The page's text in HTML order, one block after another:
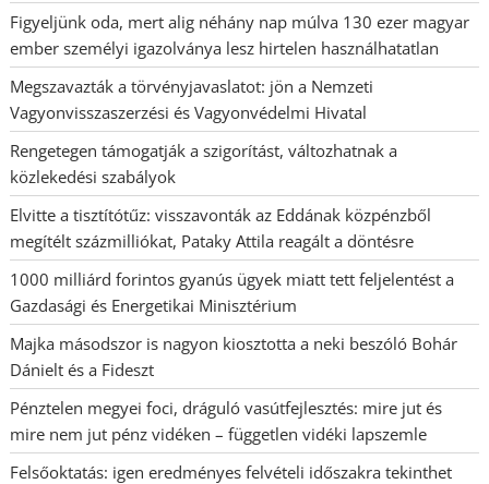
Figyeljünk oda, mert alig néhány nap múlva 130 ezer magyar
ember személyi igazolványa lesz hirtelen használhatatlan
Megszavazták a törvényjavaslatot: jön a Nemzeti
Vagyonvisszaszerzési és Vagyonvédelmi Hivatal
Rengetegen támogatják a szigorítást, változhatnak a
közlekedési szabályok
Elvitte a tisztítótűz: visszavonták az Eddának közpénzből
megítélt százmilliókat, Pataky Attila reagált a döntésre
1000 milliárd forintos gyanús ügyek miatt tett feljelentést a
Gazdasági és Energetikai Minisztérium
Majka másodszor is nagyon kiosztotta a neki beszóló Bohár
Dánielt és a Fideszt
Pénztelen megyei foci, dráguló vasútfejlesztés: mire jut és
mire nem jut pénz vidéken – független vidéki lapszemle
Felsőoktatás: igen eredményes felvételi időszakra tekinthet